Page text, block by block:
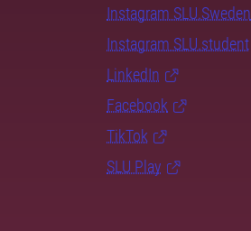
Instagram SLU.Sweden
Instagram SLU.student
LinkedIn
Facebook
TikTok
SLU Play